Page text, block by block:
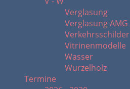
Verglasung
Verglasung AMG
Verkehrsschilder
Vitrinenmodelle
Wasser
Wurzelholz
Termine